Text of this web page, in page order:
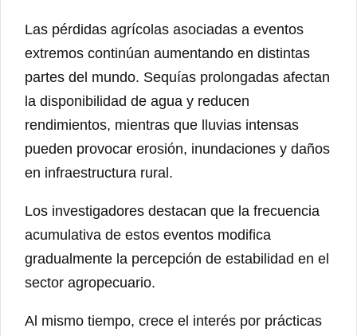
Las pérdidas agrícolas asociadas a eventos
extremos continúan aumentando en distintas
partes del mundo. Sequías prolongadas afectan
la disponibilidad de agua y reducen
rendimientos, mientras que lluvias intensas
pueden provocar erosión, inundaciones y daños
en infraestructura rural.
Los investigadores destacan que la frecuencia
acumulativa de estos eventos modifica
gradualmente la percepción de estabilidad en el
sector agropecuario.
Al mismo tiempo, crece el interés por prácticas